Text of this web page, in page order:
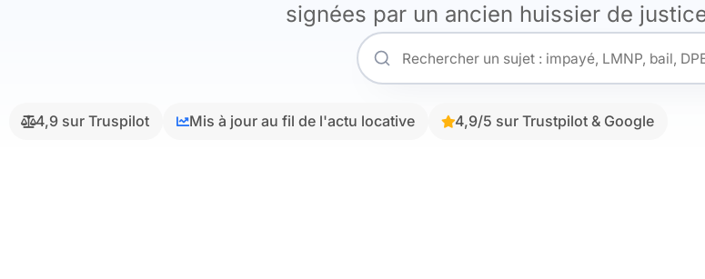
signées par un ancien huissier de
4,9 sur Truspilot Mis à jour au fil de l'actu locative 4,9/5 sur Trustpilot & Google